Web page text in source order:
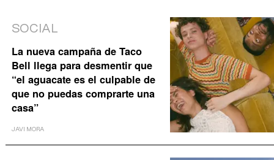
SOCIAL
La nueva campaña de Taco
Bell llega para desmentir que
“el aguacate es el culpable de
que no puedas comprarte una
casa”
JAVI MORA